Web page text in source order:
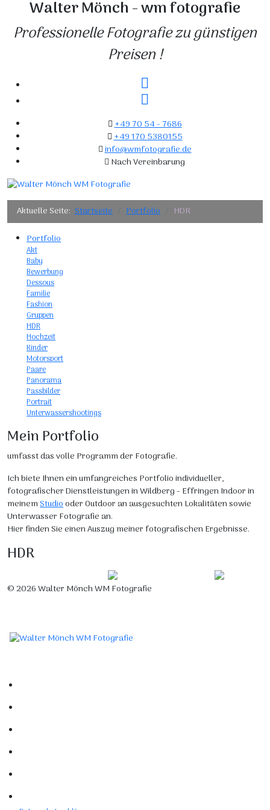
Walter Mönch - wm fotografie
Professionelle Fotografie zu günstigen
Preisen !
+49 70 54 - 7686
+49 170 5380155
info@wmfotografie.de
Nach Vereinbarung
Aktuelle Seite: Startseite Portfolio
HDR
Portfolio
Akt
Baby
Bewerbung
Dessous
Familie
Fashion
Gruppen
HDR
Hochzeit
Kinder
Motorsport
Paare
Panorama
Passbilder
Portrait
Unterwassershootings
Mein Portfolio
umfasst das volle Programm der Fotografie.
Ich biete Ihnen ein umfangreiches Portfolio individueller,
fotografischer Dienstleistungen in Wildberg - Effringen Indoor in
meinemStudiooder Outdoor an ausgesuchten Lokalitäten sowie
Unterwasser Fotografie an.
Hier finden Sie einen Auszug meiner fotografischen Ergebnisse.
HDR
© 2026 Walter Mönch WM Fotografie